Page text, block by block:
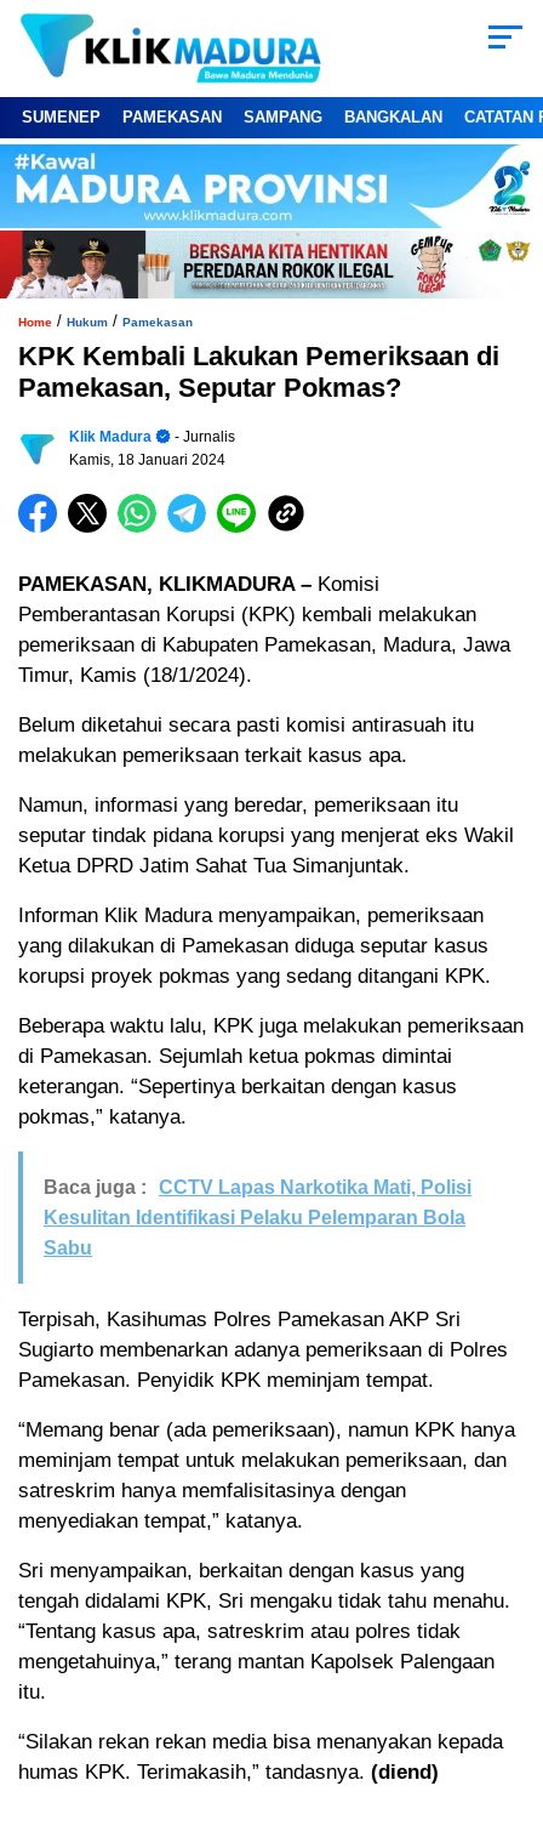
SUMENEP PAMEKASAN SAMPANG BANGKALAN CATATAN
Home / Hukum / Pamekasan
KPK Kembali Lakukan Pemeriksaan di
Pamekasan, Seputar Pokmas?
Klik Madura
- Jurnalis
Kamis, 18 Januari 2024
PAMEKASAN, KLIKMADURA – Komisi
Pemberantasan Korupsi (KPK) kembali melakukan
pemeriksaan di Kabupaten Pamekasan, Madura, Jawa
Timur, Kamis (18/1/2024).
Belum diketahui secara pasti komisi antirasuah itu
melakukan pemeriksaan terkait kasus apa.
Namun, informasi yang beredar, pemeriksaan itu
seputar tindak pidana korupsi yang menjerat eks Wakil
Ketua DPRD Jatim Sahat Tua Simanjuntak.
Informan Klik Madura menyampaikan, pemeriksaan
yang dilakukan di Pamekasan diduga seputar kasus
korupsi proyek pokmas yang sedang ditangani KPK.
Beberapa waktu lalu, KPK juga melakukan pemeriksaan
di Pamekasan. Sejumlah ketua pokmas dimintai
keterangan. “Sepertinya berkaitan dengan kasus
pokmas,” katanya.
Baca juga :
CCTV Lapas Narkotika Mati, Polisi
Kesulitan Identifikasi Pelaku Pelemparan Bola
Sabu
Terpisah, Kasihumas Polres Pamekasan AKP Sri
Sugiarto membenarkan adanya pemeriksaan di Polres
Pamekasan. Penyidik KPK meminjam tempat.
“Memang benar (ada pemeriksaan), namun KPK hanya
meminjam tempat untuk melakukan pemeriksaan, dan
satreskrim hanya memfalisitasinya dengan
menyediakan tempat,” katanya.
Sri menyampaikan, berkaitan dengan kasus yang
tengah didalami KPK, Sri mengaku tidak tahu menahu.
“Tentang kasus apa, satreskrim atau polres tidak
mengetahuinya,” terang mantan Kapolsek Palengaan
itu.
“Silakan rekan rekan media bisa menanyakan kepada
humas KPK. Terimakasih,” tandasnya. (diend)